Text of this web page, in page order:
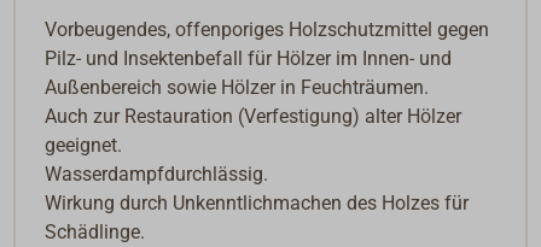
Vorbeugendes, offenporiges Holzschutzmittel gegen
Pilz- und Insektenbefall für Hölzer im Innen- und
Außenbereich sowie Hölzer in Feuchträumen.
Auch zur Restauration (Verfestigung) alter Hölzer
geeignet.
Wasserdampfdurchlässig.
Wirkung durch Unkenntlichmachen des Holzes für
Schädlinge.